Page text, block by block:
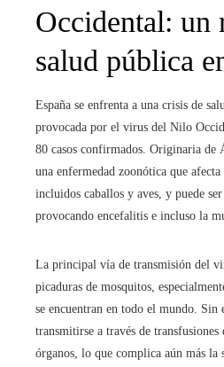
Occidental: un
salud pública
España se enfrenta a una crisis de
provocada por el virus del Nilo
80 casos confirmados. Originaria de
una enfermedad zoonótica que afecta
incluidos caballos y aves, y puede
provocando encefalitis e incluso la
La principal vía de transmisión del
picaduras de mosquitos,
se encuentran en todo el mundo. Sin
transmitirse a través de transfusiones
órganos, lo que complica aún más la